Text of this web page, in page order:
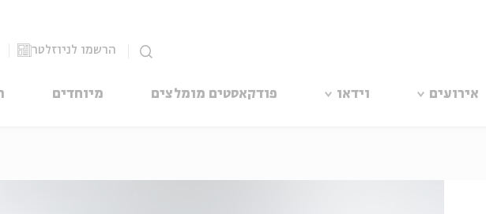
הרשמו לניוזלטר
אירועים וידאו פודקאסטים מומלצים מיוחדים